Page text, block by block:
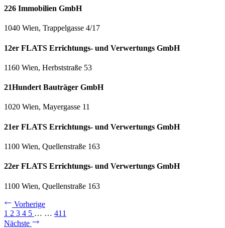
226 Immobilien GmbH
1040 Wien, Trappelgasse 4/17
12er FLATS Errichtungs- und Verwertungs GmbH
1160 Wien, Herbststraße 53
21Hundert Bauträger GmbH
1020 Wien, Mayergasse 11
21er FLATS Errichtungs- und Verwertungs GmbH
1100 Wien, Quellenstraße 163
22er FLATS Errichtungs- und Verwertungs GmbH
1100 Wien, Quellenstraße 163
Vorherige
1 2 3 4 5 … … 411
Nächste